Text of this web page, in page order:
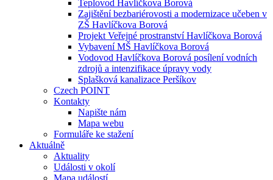
Teplovod Havlíčkova Borová
Zajištění bezbariérovosti a modernizace učeben v
ZŠ Havlíčkova Borová
Projekt Veřejné prostranství Havlíčkova Borová
Vybavení MŠ Havlíčkova Borová
Vodovod Havlíčkova Borová posílení vodních
zdrojů a intenzifikace úpravy vody
Splašková kanalizace Peršíkov
Czech POINT
Kontakty
Napište nám
Mapa webu
Formuláře ke stažení
Aktuálně
Aktuality
Události v okolí
Mapa událostí